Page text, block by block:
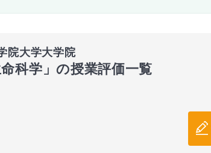
院大学大学院
命科学」の授業評価一覧